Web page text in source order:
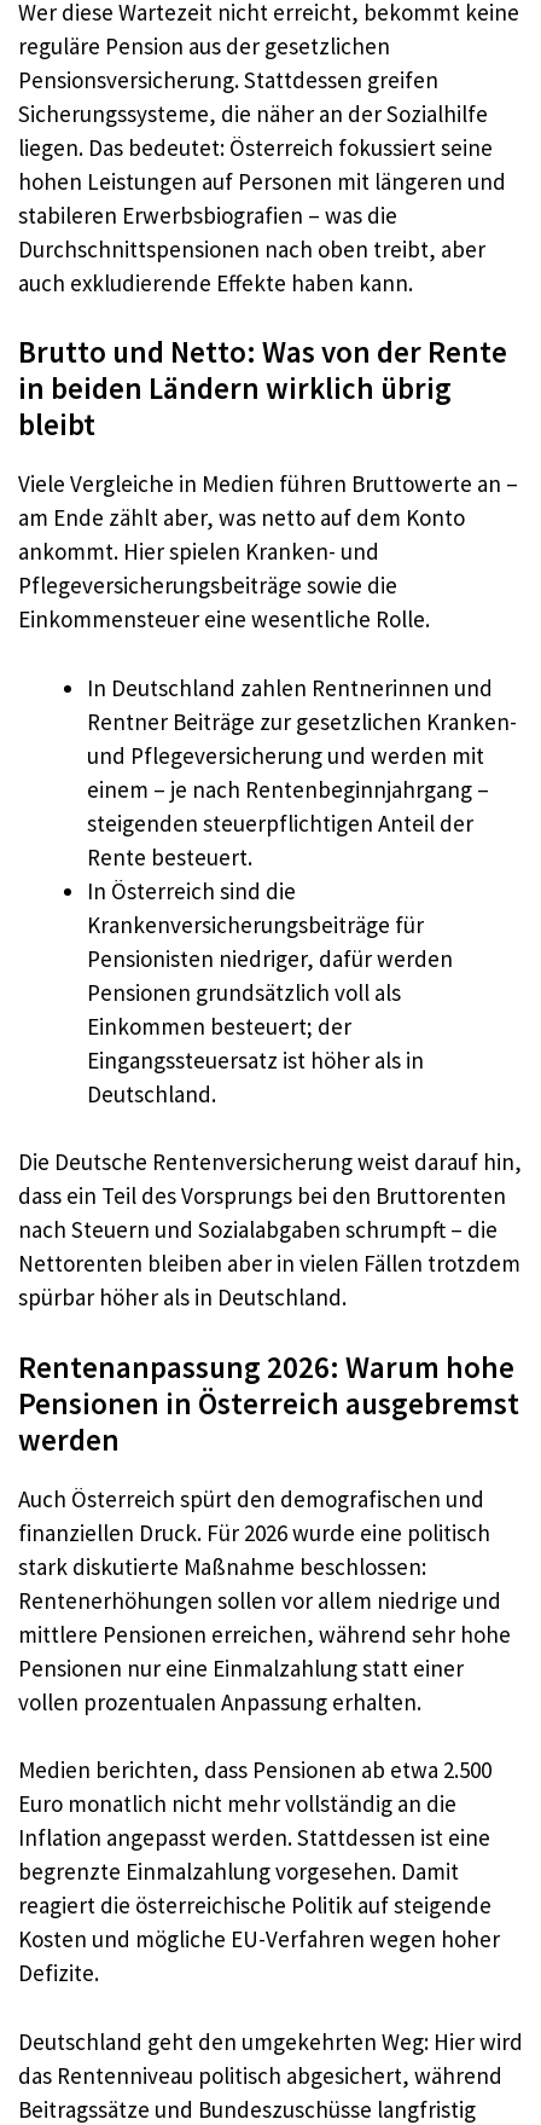
Wer diese Wartezeit nicht erreicht, bekommt keine
reguläre Pension aus der gesetzlichen
Pensionsversicherung. Stattdessen greifen
Sicherungssysteme, die näher an der Sozialhilfe
liegen. Das bedeutet: Österreich fokussiert seine
hohen Leistungen auf Personen mit längeren und
stabileren Erwerbsbiografien – was die
Durchschnittspensionen nach oben treibt, aber
auch exkludierende Effekte haben kann.
Brutto und Netto: Was von der Rente
in beiden Ländern wirklich übrig
bleibt
Viele Vergleiche in Medien führen Bruttowerte an –
am Ende zählt aber, was netto auf dem Konto
ankommt. Hier spielen Kranken- und
Pflegeversicherungsbeiträge sowie die
Einkommensteuer eine wesentliche Rolle.
In Deutschland zahlen Rentnerinnen und
Rentner Beiträge zur gesetzlichen Kranken-
und Pflegeversicherung und werden mit
einem – je nach Rentenbeginnjahrgang –
steigenden steuerpflichtigen Anteil der
Rente besteuert.
In Österreich sind die
Krankenversicherungsbeiträge für
Pensionisten niedriger, dafür werden
Pensionen grundsätzlich voll als
Einkommen besteuert; der
Eingangssteuersatz ist höher als in
Deutschland.
Die Deutsche Rentenversicherung weist darauf hin,
dass ein Teil des Vorsprungs bei den Bruttorenten
nach Steuern und Sozialabgaben schrumpft – die
Nettorenten bleiben aber in vielen Fällen trotzdem
spürbar höher als in Deutschland.
Rentenanpassung 2026: Warum hohe
Pensionen in Österreich ausgebremst
werden
Auch Österreich spürt den demografischen und
finanziellen Druck. Für 2026 wurde eine politisch
stark diskutierte Maßnahme beschlossen:
Rentenerhöhungen sollen vor allem niedrige und
mittlere Pensionen erreichen, während sehr hohe
Pensionen nur eine Einmalzahlung statt einer
vollen prozentualen Anpassung erhalten.
Medien berichten, dass Pensionen ab etwa 2.500
Euro monatlich nicht mehr vollständig an die
Inflation angepasst werden. Stattdessen ist eine
begrenzte Einmalzahlung vorgesehen. Damit
reagiert die österreichische Politik auf steigende
Kosten und mögliche EU-Verfahren wegen hoher
Defizite.
Deutschland geht den umgekehrten Weg: Hier wird
das Rentenniveau politisch abgesichert, während
Beitragssätze und Bundeszuschüsse langfristig